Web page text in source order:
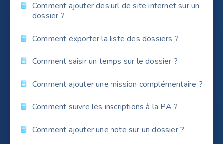
Comment ajouter des url de site internet sur un
dossier ?
Comment exporter la liste des dossiers ?
Comment saisir un temps sur le dossier ?
Comment ajouter une mission complémentaire ?
Comment suivre les inscriptions à la PA ?
Comment ajouter une note sur un dossier ?